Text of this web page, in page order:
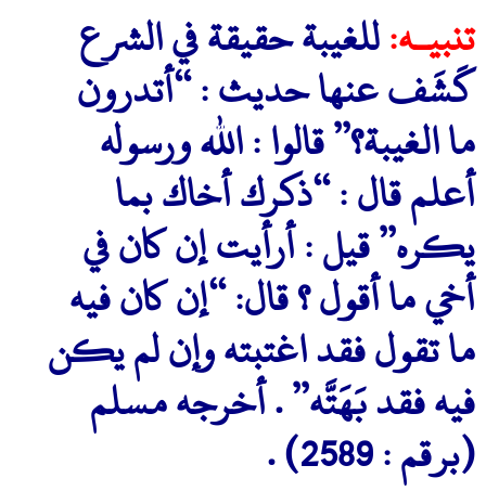
تنبيـه:للغيبة حقيقة في الشرع
كَشَف عنها حديث : “أتدرون
ما الغيبة؟” قالوا : الله ورسوله
أعلم قال : “ذكرك أخاك بما
يكره” قيل : أرأيت إن كان في
أخي ما أقول ؟ قال: “إن كان فيه
ما تقول فقد اغتبته وإن لم يكن
فيه فقد بَهَتَّه” .أخرجه مسلم
(برقم : 2589) .